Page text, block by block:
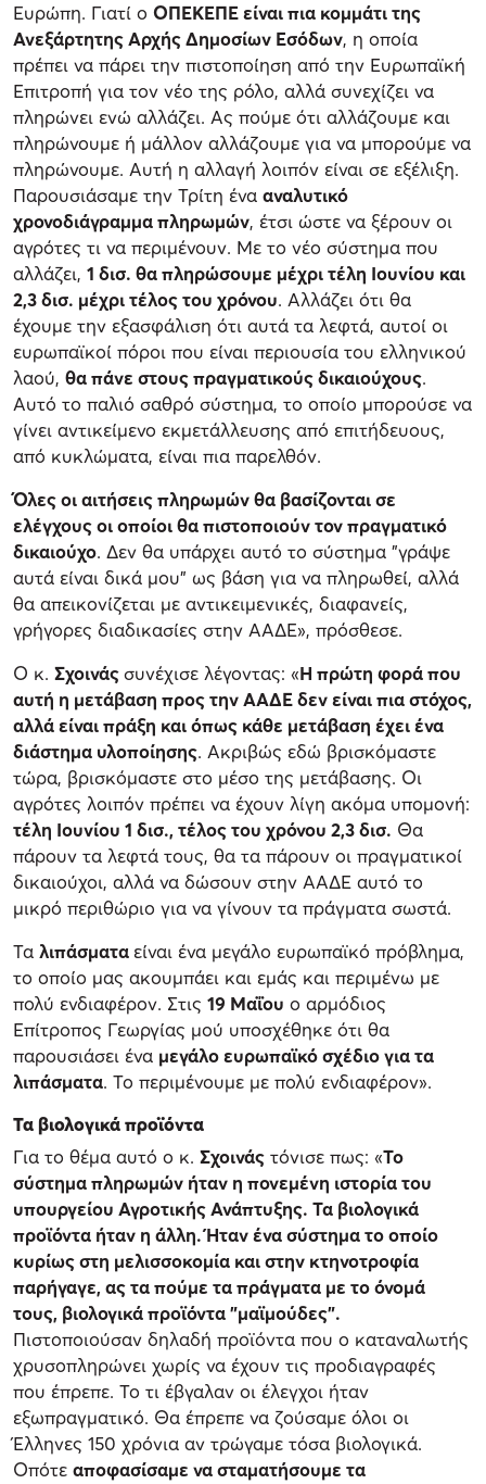
Ευρώπη. Γιατί ο ΟΠΕΚΕΠΕ είναι πια κομμάτι της
Ανεξάρτητης Αρχής Δημοσίων Εσόδων, η οποία
πρέπει να πάρει την πιστοποίηση από την Ευρωπαϊκή
Επιτροπή για τον νέο της ρόλο, αλλά συνεχίζει να
πληρώνει ενώ αλλάζει. Ας πούμε ότι αλλάζουμε και
πληρώνουμε ή μάλλον αλλάζουμε για να μπορούμε να
πληρώνουμε. Αυτή η αλλαγή λοιπόν είναι σε εξέλιξη.
Παρουσιάσαμε την Τρίτη ένα αναλυτικό
χρονοδιάγραμμα πληρωμών, έτσι ώστε να ξέρουν οι
αγρότες τι να περιμένουν. Με το νέο σύστημα που
αλλάζει, 1 δισ. θα πληρώσουμε μέχρι τέλη Ιουνίου και
2,3 δισ. μέχρι τέλος του χρόνου. Αλλάζει ότι θα
έχουμε την εξασφάλιση ότι αυτά τα λεφτά, αυτοί οι
ευρωπαϊκοί πόροι που είναι περιουσία του ελληνικού
λαού, θα πάνε στους πραγματικούς δικαιούχους.
Αυτό το παλιό σαθρό σύστημα, το οποίο μπορούσε να
γίνει αντικείμενο εκμετάλλευσης από επιτήδευους,
από κυκλώματα, είναι πια παρελθόν.
Όλες οι αιτήσεις πληρωμών θα βασίζονται σε
ελέγχους οι οποίοι θα πιστοποιούν τον πραγματικό
δικαιούχο. Δεν θα υπάρχει αυτό το σύστημα "γράψε
αυτά είναι δικά μου" ως βάση για να πληρωθεί, αλλά
θα απεικονίζεται με αντικειμενικές, διαφανείς,
γρήγορες διαδικασίες στην ΑΑΔΕ», πρόσθεσε.
Ο κ. Σχοινάςσυνέχισε λέγοντας: «Η πρώτη φορά που
αυτή η μετάβαση προς την ΑΑΔΕ δεν είναι πια στόχος,
αλλά είναι πράξη και όπως κάθε μετάβαση έχει ένα
διάστημα υλοποίησης. Ακριβώς εδώ βρισκόμαστε
τώρα, βρισκόμαστε στο μέσο της μετάβασης. Οι
αγρότες λοιπόν πρέπει να έχουν λίγη ακόμα υπομονή:
τέλη Ιουνίου 1 δισ., τέλος του χρόνου 2,3 δισ. Θα
πάρουν τα λεφτά τους, θα τα πάρουν οι πραγματικοί
δικαιούχοι, αλλά να δώσουν στην ΑΑΔΕ αυτό το
μικρό περιθώριο για να γίνουν τα πράγματα σωστά.
Τα λιπάσματα είναι ένα μεγάλο ευρωπαϊκό πρόβλημα,
το οποίο μας ακουμπάει και εμάς και περιμένω με
πολύ ενδιαφέρον. Στις 19 Μαΐου ο αρμόδιος
Επίτροπος Γεωργίας μού υποσχέθηκε ότι θα
παρουσιάσει ένα μεγάλο ευρωπαϊκό σχέδιο για τα
λιπάσματα. Το περιμένουμε με πολύ ενδιαφέρον».
Τα βιολογικά προϊόντα
Για το θέμα αυτό ο κ. Σχοινάς τόνισε πως: «Το
σύστημα πληρωμών ήταν η πονεμένη ιστορία του
υπουργείου Αγροτικής Ανάπτυξης. Τα βιολογικά
προϊόντα ήταν η άλλη. Ήταν ένα σύστημα το οποίο
κυρίως στη μελισσοκομία και στην κτηνοτροφία
παρήγαγε, ας τα πούμε τα πράγματα με το όνομά
τους, βιολογικά προϊόντα "μαϊμούδες".
Πιστοποιούσαν δηλαδή προϊόντα που ο καταναλωτής
χρυσοπληρώνει χωρίς να έχουν τις προδιαγραφές
που έπρεπε. Το τι έβγαλαν οι έλεγχοι ήταν
εξωπραγματικό. Θα έπρεπε να ζούσαμε όλοι οι
Έλληνες 150 χρόνια αν τρώγαμε τόσα βιολογικά.
Οπότε αποφασίσαμε να σταματήσουμε τα